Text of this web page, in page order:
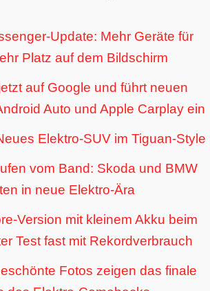
Update: Mehr Geräte für
Platz auf dem Bildschirm
auf Google und führt neuen
Auto und Apple Carplay ein
Elektro-SUV im Tiguan-Style
vom Band: Skoda und BMW
in neue Elektro-Ära
Version mit kleinem Akku beim
Test fast mit Rekordverbrauch
Fotos zeigen das finale